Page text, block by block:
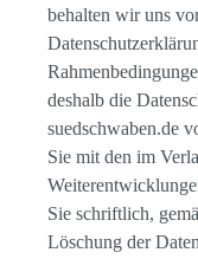
behalten wir uns
deshalb die
suedschwaben.de
Sie mit den im
Sie schriftlich,
Löschung der